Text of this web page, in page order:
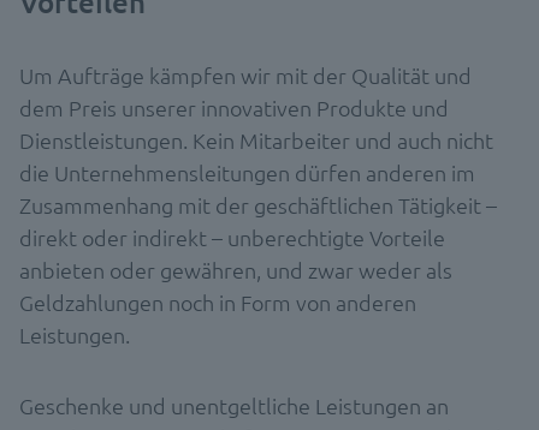
Um Aufträge kämpfen wir mit der Qualität und
dem Preis unserer innovativen Produkte und
Dienstleistungen. Kein Mitarbeiter und auch nicht
die Unternehmensleitungen dürfen anderen im
Zusammenhang mit der geschäftlichen Tätigkeit –
direkt oder indirekt – unberechtigte Vorteile
anbieten oder gewähren, und zwar weder als
Geldzahlungen noch in Form von anderen
Leistungen.
Geschenke und unentgeltliche Leistungen an